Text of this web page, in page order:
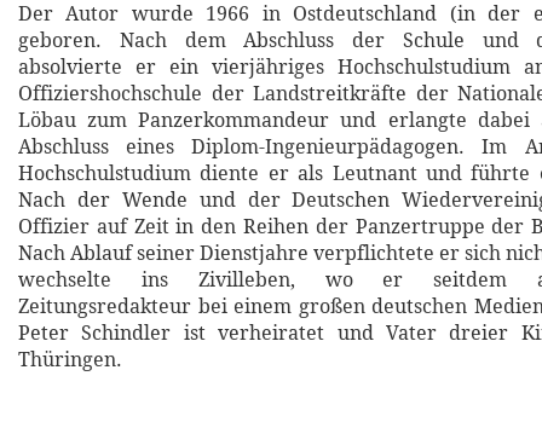
Der Autor wurde 1966 in Ostdeutschland (in der
geboren. Nach dem Abschluss der Schule und
absolvierte er ein vierjähriges Hochschulstudium
Offiziershochschule der Landstreitkräfte der
Löbau zum Panzerkommandeur und erlangte
Abschluss eines Diplom-Ingenieurpädagogen. Im
Hochschulstudium diente er als Leutnant und führte
Nach der Wende und der Deutschen
Offizier auf Zeit in den Reihen der Panzertruppe der
Nach Ablauf seiner Dienstjahre verpflichtete er sich
wechselte ins Zivilleben, wo er seitdem
Zeitungsredakteur bei einem großen deutschen
Peter Schindler ist verheiratet und Vater dreier
Thüringen.